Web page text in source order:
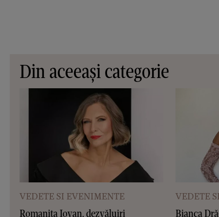
Din aceeași categorie
VEDETE SI EVENIMENTE
Romanița Iovan, dezvăluiri
VEDETE
Bianca